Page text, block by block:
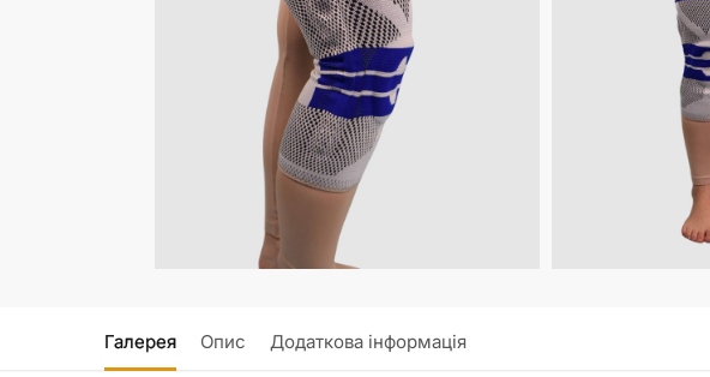
Галерея Опис Додаткова інформація